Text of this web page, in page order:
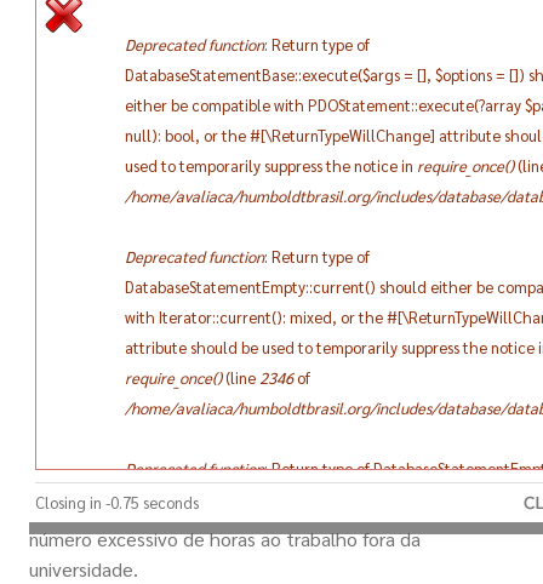
Deprecated function: Return type of
DatabaseStatementBase::execute($args = [], $options = [])
either be compatible with PDOStatement::execute(?array
null): bool, or the #[\ReturnTypeWillChange] attribute
used to temporarily suppress the notice in require_once()
/home/avaliaca/humboldtbrasil.org/includes/database/
Deprecated function: Return type of
DatabaseStatementEmpty::current() should either be
with Iterator::current(): mixed, or the
attribute should be used to temporarily suppress the notice
require_once()(line 2346of
/home/avaliaca/humboldtbrasil.org/includes/database/
Deprecated function: Return type of
should either be compatible with Iterator::next(): void, or
[\ReturnTypeWillChange] attribute should be used to
Closing in -0.75 seconds
Desenvolvimento Científico Tecnológico) e da Capes
(Coordenação de Aperfeiçoamento de Pessoal de Nível
Superior) poderão agora acumular suas bolsas com outras
atividades remuneradas.
A "antiga reivindicação dos bolsistas", nas palavras dos
CNPq, foi atendida nesta sexta-feira (16), quando uma
portaria assinada pelos presidentes dos órgãos, Carlos
publicada no Diário Oficial da União
As atividades, porém, terão de ser aprovadas pelos
orientadores e informadas aos programas de pós-
graduação. Devem estar "relacionadas à área" do
estudante e ser "de interesse para sua formação", diz a
ensinos de qualquer grau". Segundo Aragão, os
orientadores evitarão que os alunos dediquem um
número excessivo de horas ao trabalho fora da
universidade.